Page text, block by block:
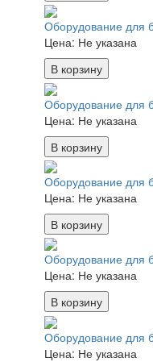
Оборудование для
Цена: Не указана
В корзину
Оборудование для
Цена: Не указана
В корзину
Оборудование для
Цена: Не указана
В корзину
Оборудование для
Цена: Не указана
В корзину
Оборудование для
Цена: Не указана